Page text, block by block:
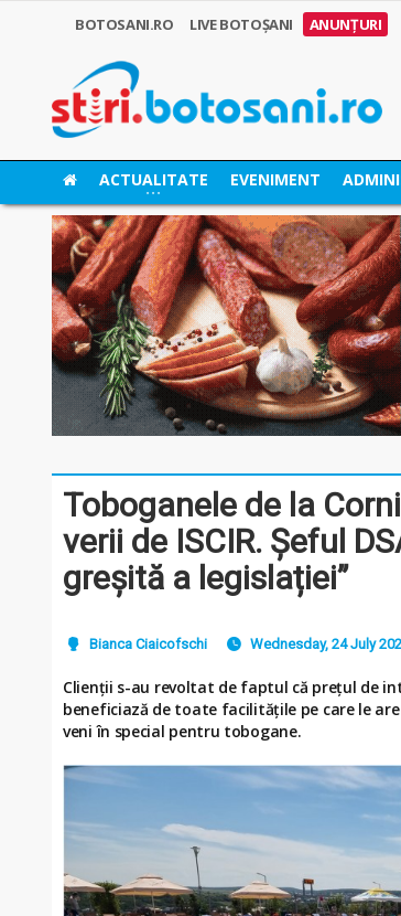
BOTOSANI.RO LIVE BOTOȘANI ANUNȚURI
ACTUALITATE EVENIMENT
Toboganele de la
verii de ISCIR. Șeful
greșită a legislației”
Bianca Ciaicofschi Wednesday, 24 July
Clienții s-au revoltat de faptul că prețul de
beneficiază de toate facilitățile pe care le
veni în special pentru tobogane.